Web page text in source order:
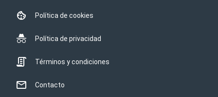
Política de cookies
Política de privacidad
Términos y condiciones
Contacto